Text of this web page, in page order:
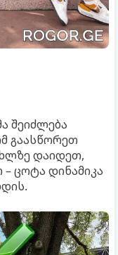
შეიძლება
გაასწორეთ
დაიდეთ,
ცოტა დინამიკა